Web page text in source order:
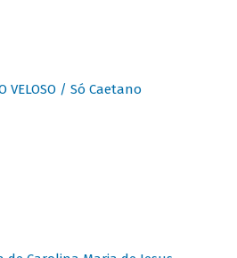
VELOSO / Só Caetano